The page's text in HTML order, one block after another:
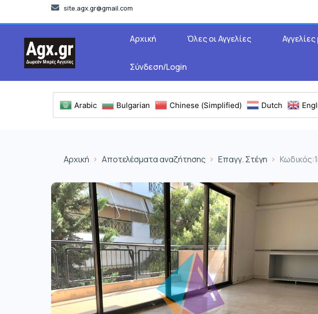
site.agx.gr@gmail.com
Αρχική Όλες οι Αγγελίες
Σύνδεση/Login
Arabic Bulgarian Chinese (Simplified) Dutch
Αρχική Αποτελέσματα αναζήτησης Επαγγ. Στέγη